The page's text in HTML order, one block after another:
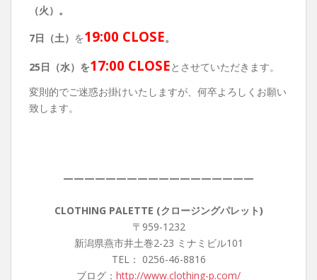
（火）。
7日（土） を19:00 CLOSE。
25日（水）を17:00 CLOSEとさせていただきます。
変則的でご迷惑お掛けいたしますが、何卒よろしくお願い
致します。
——————————————————
CLOTHING PALETTE (クロージングパレット)
〒959-1232
新潟県燕市井土巻2-23 ミナミビル101
TEL： 0256-46-8816
ブログ： http://www.clothing-p.com/